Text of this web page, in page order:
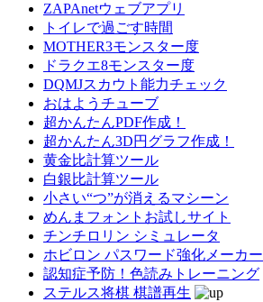
ZAPAnetウェブアプリ
トイレで過ごす時間
MOTHER3モンスター度
ドラクエ8モンスター度
DQMJスカウト能力チェック
おはようチューブ
超かんたんPDF作成！
超かんたん3D円グラフ作成！
黄金比計算ツール
白銀比計算ツール
小さい“つ”が消えるマシーン
めんまフォントお試しサイト
チンチロリン シミュレータ
ホビロン パスワード強化メーカー
認知症予防！色読みトレーニング
ステルス将棋 棋譜再生